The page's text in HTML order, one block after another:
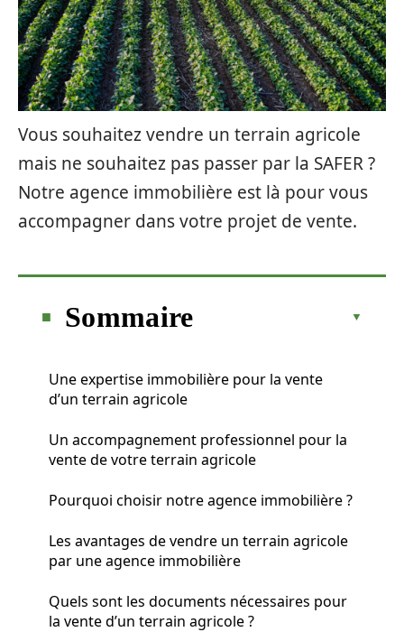
Vous souhaitez vendre un terrain agricole
mais ne souhaitez pas passer par la SAFER ?
Notre agence immobilière est là pour vous
accompagner dans votre projet de vente.
Sommaire
Une expertise immobilière pour la vente
d’un terrain agricole
Un accompagnement professionnel pour la
vente de votre terrain agricole
Pourquoi choisir notre agence immobilière ?
Les avantages de vendre un terrain agricole
par une agence immobilière
Quels sont les documents nécessaires pour
la vente d’un terrain agricole ?